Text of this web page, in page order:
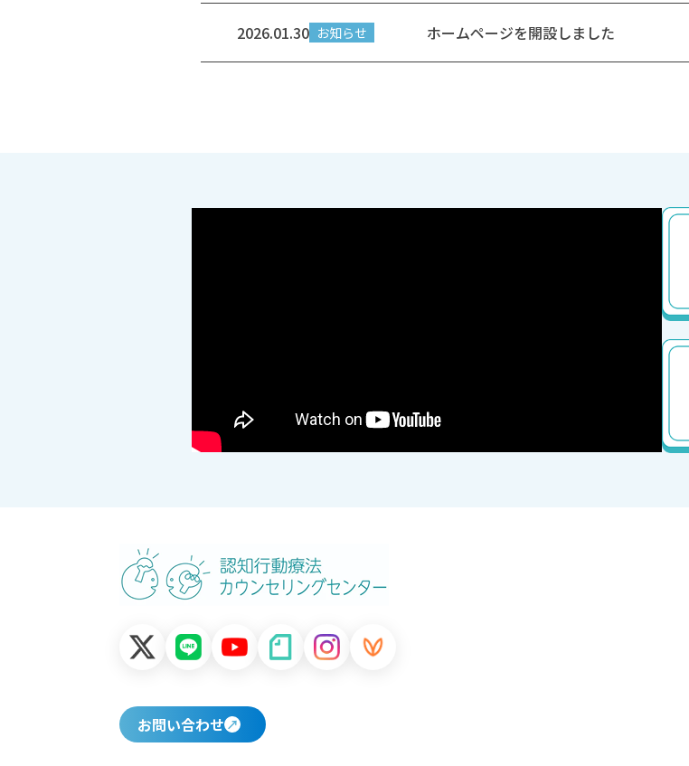
2026.01.30 お知らせ ホームページを開設しました
お問い合わせ